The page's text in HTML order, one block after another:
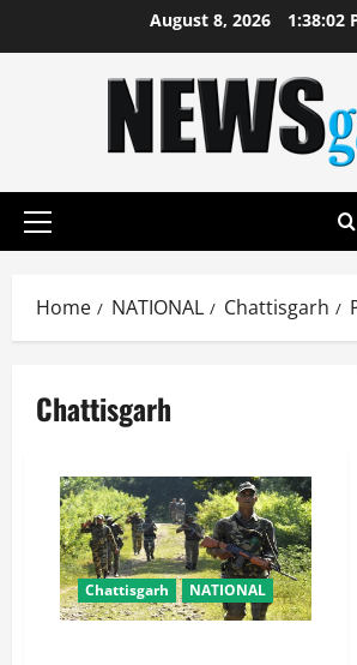
August 8, 2026 1:38:03
Primary
Home NATIONAL Chattisgarh
Chattisgarh
Chattisgarh NATIONAL